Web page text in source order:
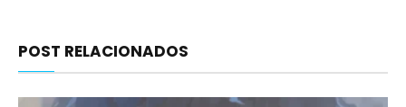
POST RELACIONADOS